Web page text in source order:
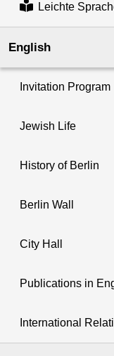
Leichte
English
Invitation Program
Jewish Life
History of Berlin
Berlin Wall
City Hall
Publications in
International